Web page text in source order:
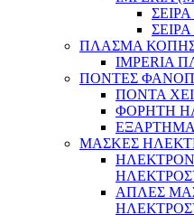
ΠΛΑΣΜΑ ΚΟΠΗΣ
IMPERIA
ΠΟΝΤΕΣ
ΠΟΝΤΑ
ΦΟΡΗΤΗ
ΜΑΣΚΕΣ
ΑΠΛΕΣ